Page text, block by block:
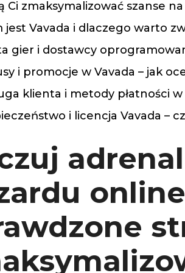
Tampon
Cylinder
Feu
Bague
Calle
Chaine
Courroie
Ci zmaksymalizować szanse
jest Vavada i dlaczego warto
gier i dostawcy
i promocje w Vavada – jak
klienta i metody płatności w
i licencja Vavada –